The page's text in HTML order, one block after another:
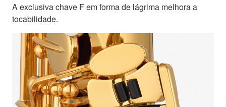
A exclusiva chave F em forma de lágrima melhora a
tocabilidade.